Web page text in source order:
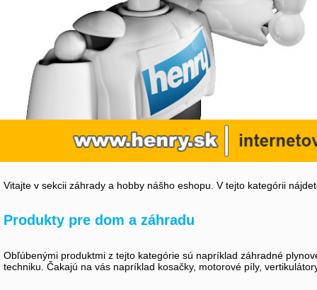
Vitajte v sekcii záhrady a hobby nášho eshopu. V tejto kategórii
Produkty pre dom a záhradu
Obľúbenými produktmi z tejto kategórie sú napríklad záhradné
techniku. Čakajú na vás napríklad kosačky, motorové píly,